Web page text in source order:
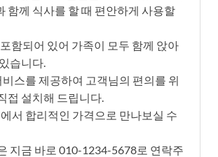
함께 식사를 할 때 편안하게 사용할
함되어 있어 가족이 모두 함께 앉아
습니다.
스를 제공하여 고객님의 편의를 위
접 설치해 드립니다.
서 합리적인 가격으로 만나보실 수
지금 바로 010-1234-5678로 연락주